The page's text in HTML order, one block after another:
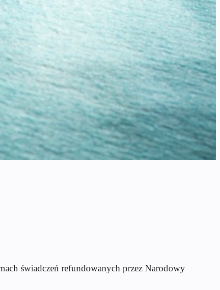
świadczeń refundowanych przez Narodowy